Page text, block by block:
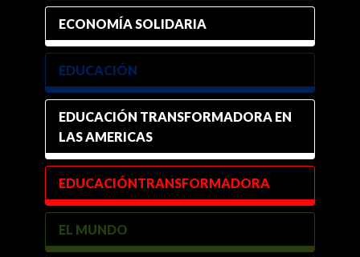
ECONOMÍA SOLIDARIA
EDUCACIÓN
EDUCACIÓN TRANSFORMADORA EN
LAS AMERICAS
EDUCACIÓNTRANSFORMADORA
EL MUNDO